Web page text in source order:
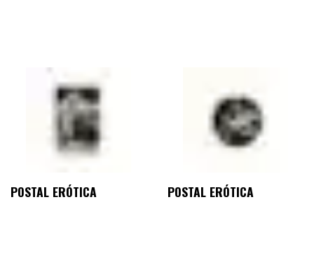
POSTAL ERÓTICA POSTAL ERÓTICA